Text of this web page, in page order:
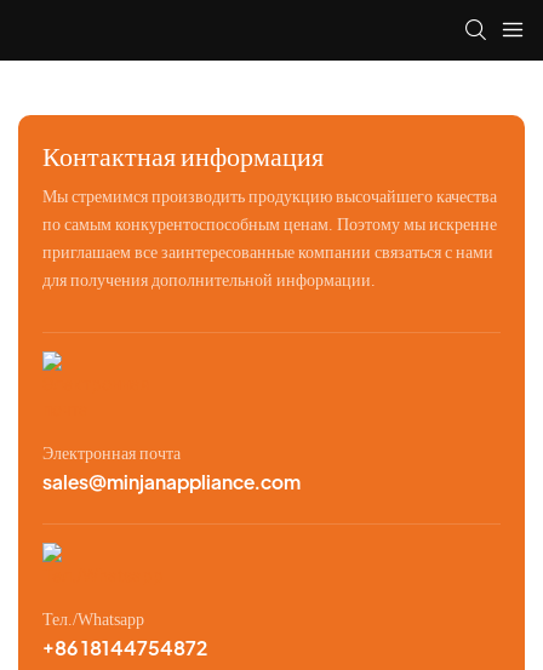
Контактная информация
Мы стремимся производить продукцию высочайшего качества
по самым конкурентоспособным ценам. Поэтому мы искренне
приглашаем все заинтересованные компании связаться с нами
для получения дополнительной информации.
Электронная почта
sales@minjanappliance.com
Тел./Whatsapp
+86 18144754872